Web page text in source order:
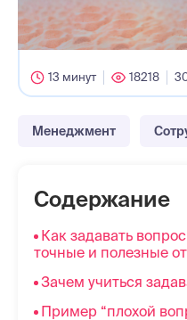
13 минут 18218
Менеджмент
Содержание
Как задавать
точные и полезные
Зачем учиться
Пример “плохой